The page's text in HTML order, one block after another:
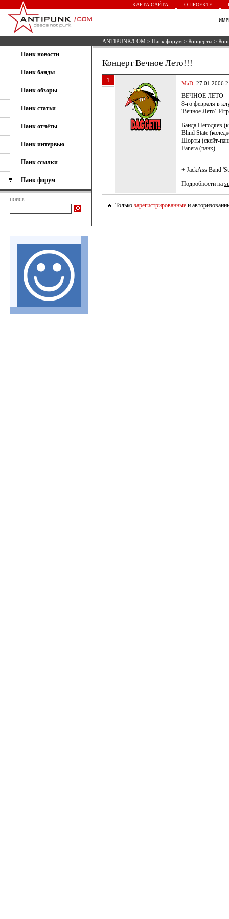
КАРТА САЙТА О ПРОЕКТЕ
ANTIPUNK/COM > Панк форум > Концерты >
Панк новости
Панк банды
Панк обзоры
Панк статьи
Панк отчёты
Панк интервью
Панк ссылки
Панк форум
поиск
Концерт Вечное Лето!!!
1 MaD , 27.01.2006
ВЕЧНОЕ ЛЕТО
8-го февраля в
'Вечное Лето'.
Банда Негодяев
Blind State
Шорты (скейт-
Fanera (панк)
+ JackAss Band
Подробности на
Только зарегистрированные и